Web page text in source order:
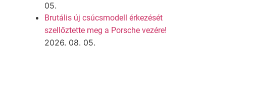
05.
Brutális új csúcsmodell érkezését
szellőztette meg a Porsche vezére!
2026. 08. 05.